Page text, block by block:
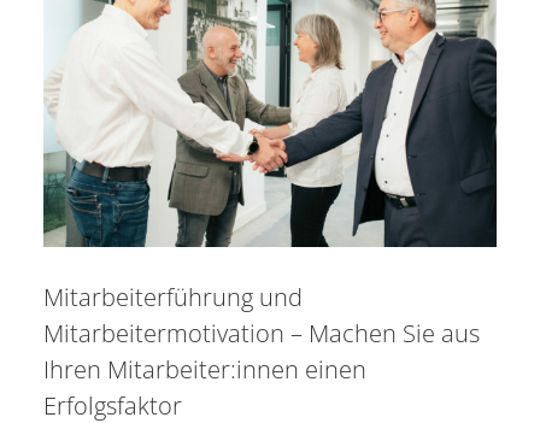
Mitarbeiterführung und
Mitarbeitermotivation – Machen Sie aus
Ihren Mitarbeiter:innen einen
Erfolgsfaktor